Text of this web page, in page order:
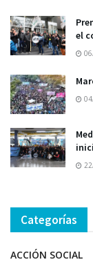
el
Categorías
ACCIÓN SOCIAL